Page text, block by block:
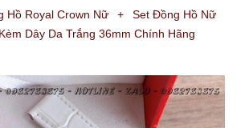
Hồ Royal Crown Nữ +
Set Đồng Hồ Nữ
Dây Da Trắng 36mm Chính Hãng